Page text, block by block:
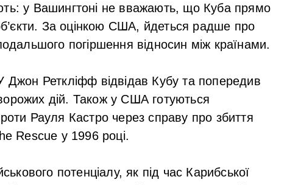
у Вашингтоні не вважають, що Куба прямо
За оцінкою США, йдеться радше про
погіршення відносин між країнами.
Реткліфф відвідав Кубу та попередив
дій. Також у США готуються
Рауля Кастро через справу про збиття
Rescue у 1996 році.
потенціалу, як під час Карибської